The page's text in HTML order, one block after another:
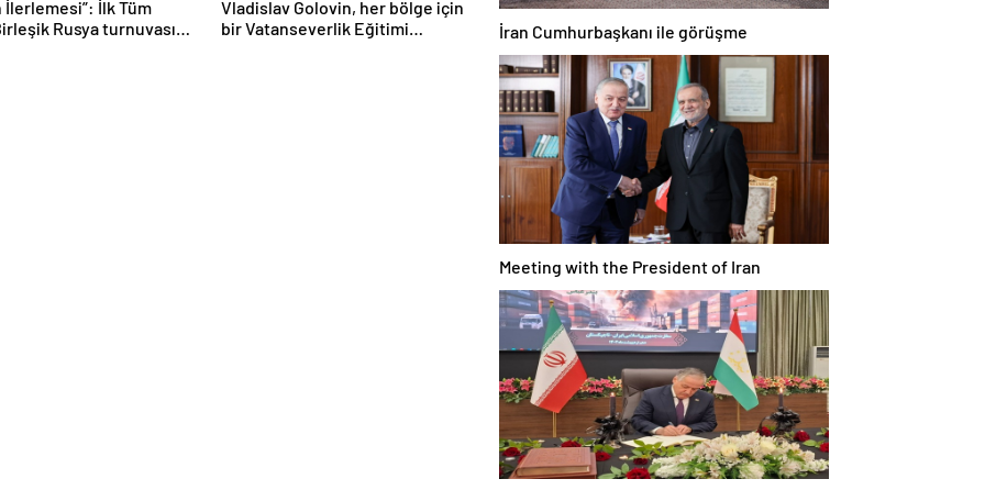
İlerlemesi”: İlk Tüm
Rusya turnuvası
erdi
Vladislav Golovin, her bölge için
bir Vatanseverlik Eğitimi
İran Cumhurbaşkanı ile görüşme
Meeting with the President of Iran